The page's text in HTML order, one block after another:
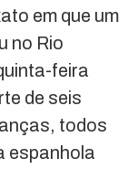
em que um
no Rio
feira
de seis
todos
espanhola